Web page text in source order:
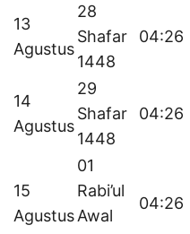
13
Agustus
28
Shafar
1448
04:26
14
Agustus
29
Shafar
1448
04:26
15
Agustus
01
Rabi’ul
Awal
04:26